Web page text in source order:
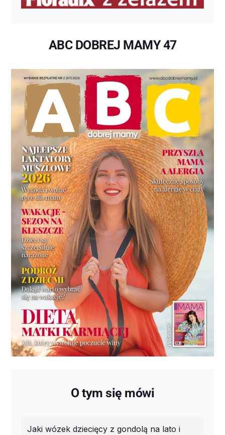
ABC DOBREJ MAMY 47
O tym się mówi
Jaki wózek dziecięcy z gondolą na lato i